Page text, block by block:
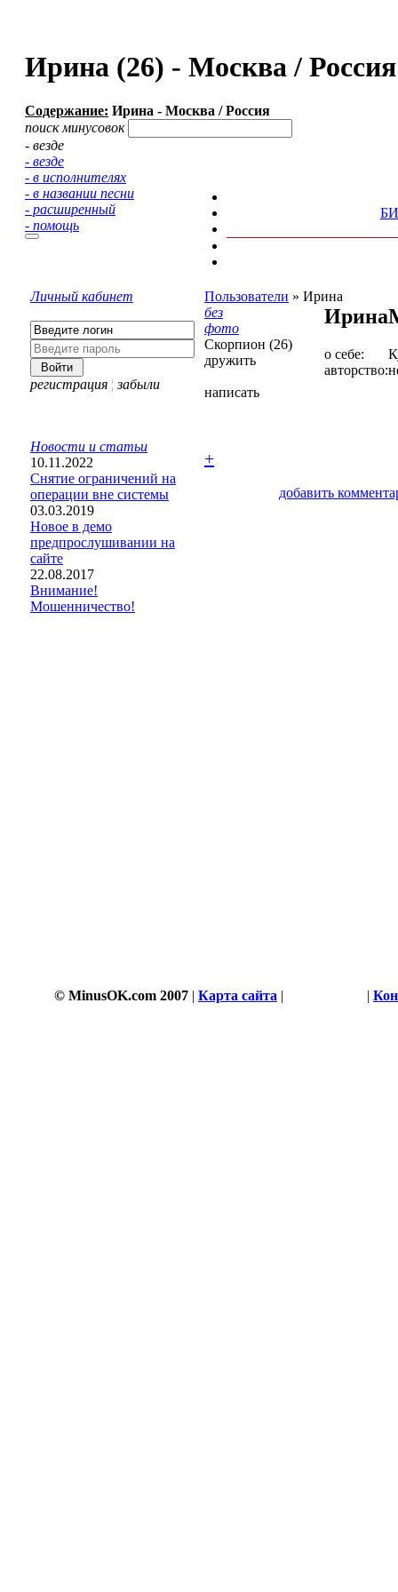
Ирина (26) - Москва /
Содержание: Ирина - Москва / Россия
поиск минусовок
- везде
- везде
- в исполнителях
- в названии песни
- расширенный
- помощь
Личный кабинет
регистрация ¦ забыли
Новости и статьи
10.11.2022
Снятие ограничений на
операции вне системы
03.03.2019
Новое в демо
предпрослушивании на
сайте
22.08.2017
Внимание!
Мошенничество!
Пользователи » Ирина
без
фото
Скорпион (26)
дружить
написать
Ирина
о себе:
авторство:
+
добавить
© MinusOK.com 2007 | Карта сайта | |